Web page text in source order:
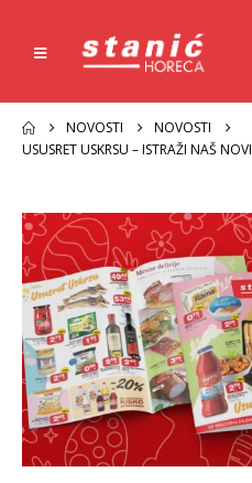
NOVOSTI
NOVOSTI
USUSRET USKRSU – ISTRAŽI NAŠ